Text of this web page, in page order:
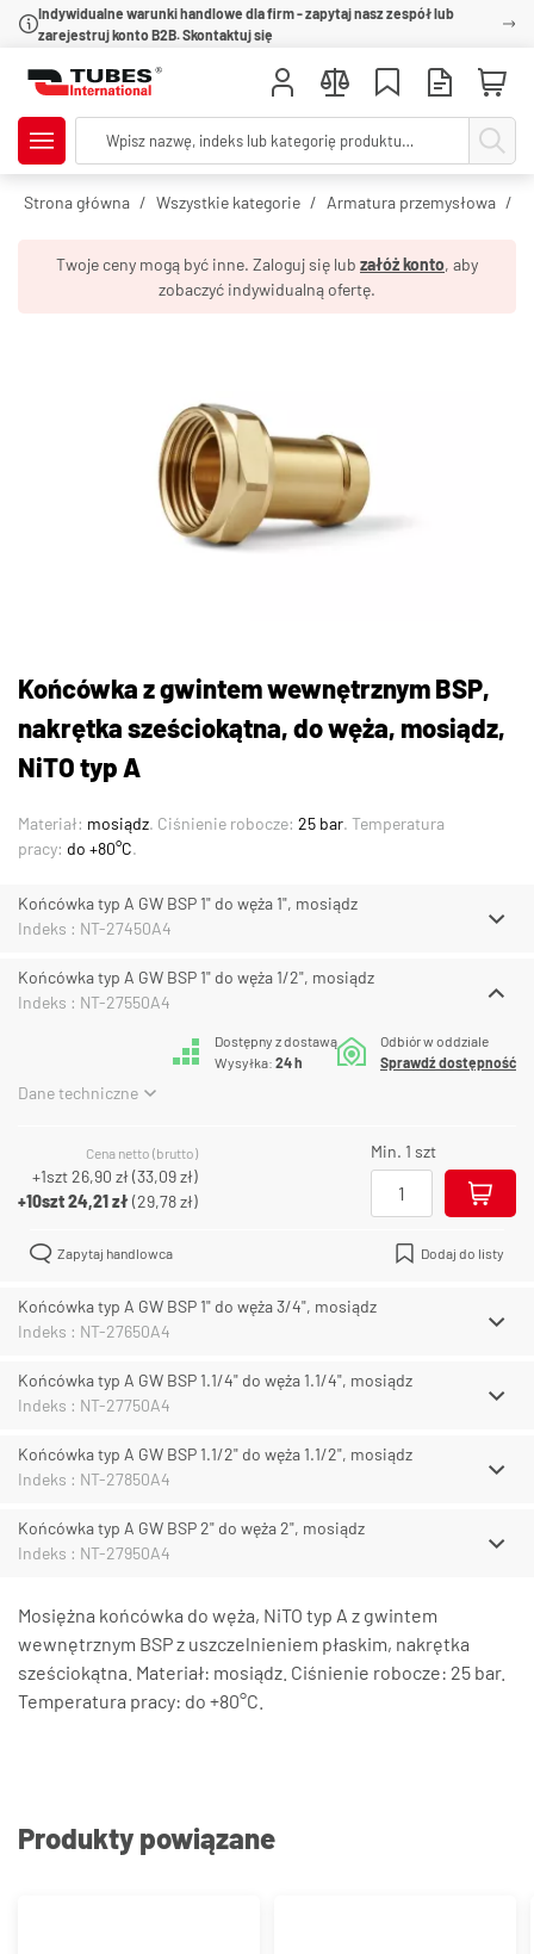
Indywidualne warunki handlowe dla firm - zapytaj nasz zespół lub
zarejestruj konto B2B. Skontaktuj się
Strona główna Wszystkie kategorie Armatura przemysłowa
Twoje ceny mogą być inne. Zaloguj się lub załóż konto, aby
zobaczyć indywidualną ofertę.
Końcówka z gwintem wewnętrznym BSP,
nakrętka sześciokątna, do węża, mosiądz,
NiTO typ A
Materiał: mosiądz. Ciśnienie robocze: 25 bar. Temperatura
pracy: do +80°C.
Końcówka typ A GW BSP 1" do węża 1", mosiądz
Indeks : NT-27450A4
Końcówka typ A GW BSP 1" do węża 1/2", mosiądz
Indeks : NT-27550A4
Dostępny z dostawą
Wysyłka: 24 h
Odbiór w oddziale
Sprawdź dostępność
Dane techniczne
Cena netto (brutto)
+1szt26,90 zł(33,09 zł)
+10szt24,21 zł(29,78 zł)
Min. 1 szt
Zapytaj handlowca Dodaj do listy
Końcówka typ A GW BSP 1" do węża 3/4", mosiądz
Indeks : NT-27650A4
Końcówka typ A GW BSP 1.1/4" do węża 1.1/4", mosiądz
Indeks : NT-27750A4
Końcówka typ A GW BSP 1.1/2" do węża 1.1/2", mosiądz
Indeks : NT-27850A4
Końcówka typ A GW BSP 2" do węża 2", mosiądz
Indeks : NT-27950A4
Mosiężna końcówka do węża, NiTO typ A z gwintem
wewnętrznym BSP z uszczelnieniem płaskim, nakrętka
sześciokątna. Materiał: mosiądz. Ciśnienie robocze: 25 bar.
Temperatura pracy: do +80°C.
Produkty powiązane